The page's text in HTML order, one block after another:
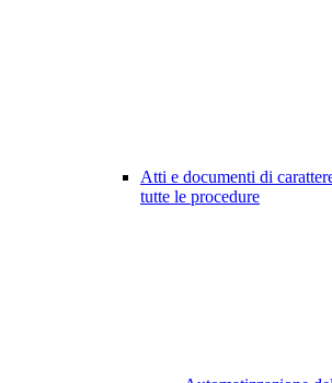
Atti e documenti di
tutte le procedure